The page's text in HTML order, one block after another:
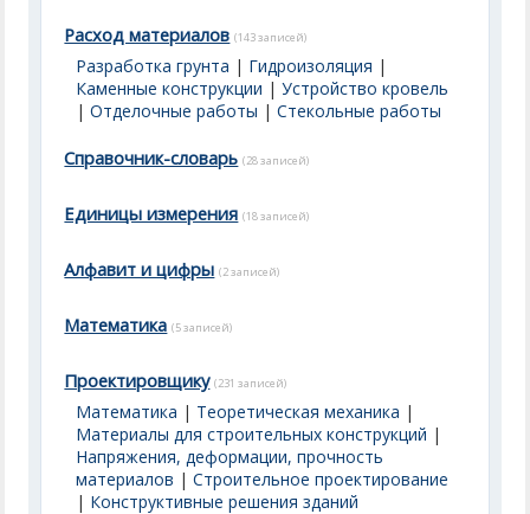
Расход материалов (143 записей)
Разработка грунта | Гидроизоляция |
Каменные конструкции |Устройство кровель
|Отделочные работы |Стекольные работы
Справочник-словарь (28 записей)
Единицы измерения (18 записей)
Алфавит и цифры (2 записей)
Математика (5 записей)
Проектировщику (231 записей)
Математика | Теоретическая механика |
Материалы для строительных конструкций |
Напряжения, деформации, прочность
материалов |Строительное проектирование
| Конструктивные решения зданий